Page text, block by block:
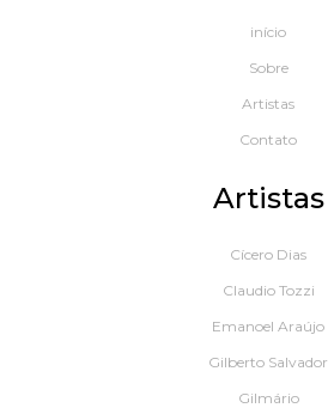
início
Sobre
Artistas
Contato
Artistas
Cícero Dias
Claudio Tozzi
Emanoel Araújo
Gilberto Salvador
Gilmário